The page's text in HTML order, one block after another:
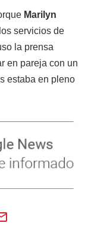
Marilyn
servicios de
la prensa
en pareja con un
estaba en pleno